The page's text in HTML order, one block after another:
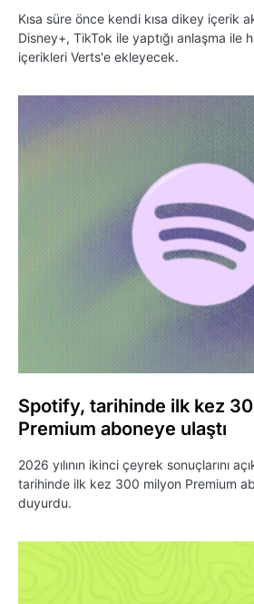
Kısa süre önce kendi kısa dikey içerik
Disney+, TikTok ile yaptığı anlaşma ile
içerikleri Verts'e ekleyecek.
Spotify, tarihinde ilk kez
Premium aboneye ulaştı
2026 yılının ikinci çeyrek sonuçlarını
tarihinde ilk kez 300 milyon Premium
duyurdu.